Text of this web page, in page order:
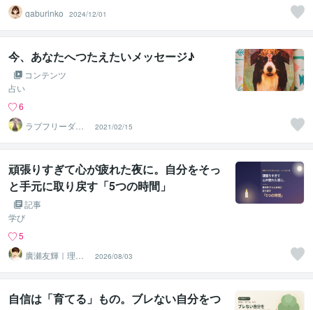
gaburinko
2024/12/01
今、あなたへつたえたいメッセージ♪
コンテンツ
占い
6
ラブフリーダム
セッション
2021/02/15
頑張りすぎて心が疲れた夜に。自分をそっ
と手元に取り戻す「5つの時間」
記事
学び
5
廣瀬友輝｜理想
の人生を実現さ
せる味方
2026/08/03
自信は「育てる」もの。ブレない自分をつ